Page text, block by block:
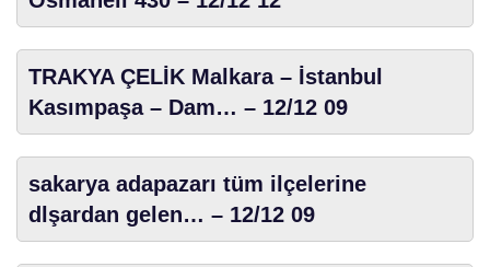
TRAKYA ÇELİK Malkara – İstanbul
Kasımpaşa – Dam… – 12/12 09
sakarya adapazarı tüm ilçelerine
dlşardan gelen… – 12/12 09